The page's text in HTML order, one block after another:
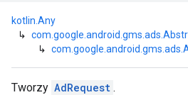
kotlin.Any
↳
↳
Tworzy AdRequest .